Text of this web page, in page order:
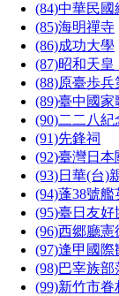
(84)中華民國
(85)海明禪寺
(86)成功大學
(87)昭和天皇
(88)原臺歩兵
(89)臺中國家
(90)二二八紀
(91)先鋒祠
(92)臺灣日本
(93)日華(台)
(94)蓬38號艦
(95)臺日友好
(96)西郷廳憲
(97)逢甲國際
(98)巴宰族
(99)新竹市眷